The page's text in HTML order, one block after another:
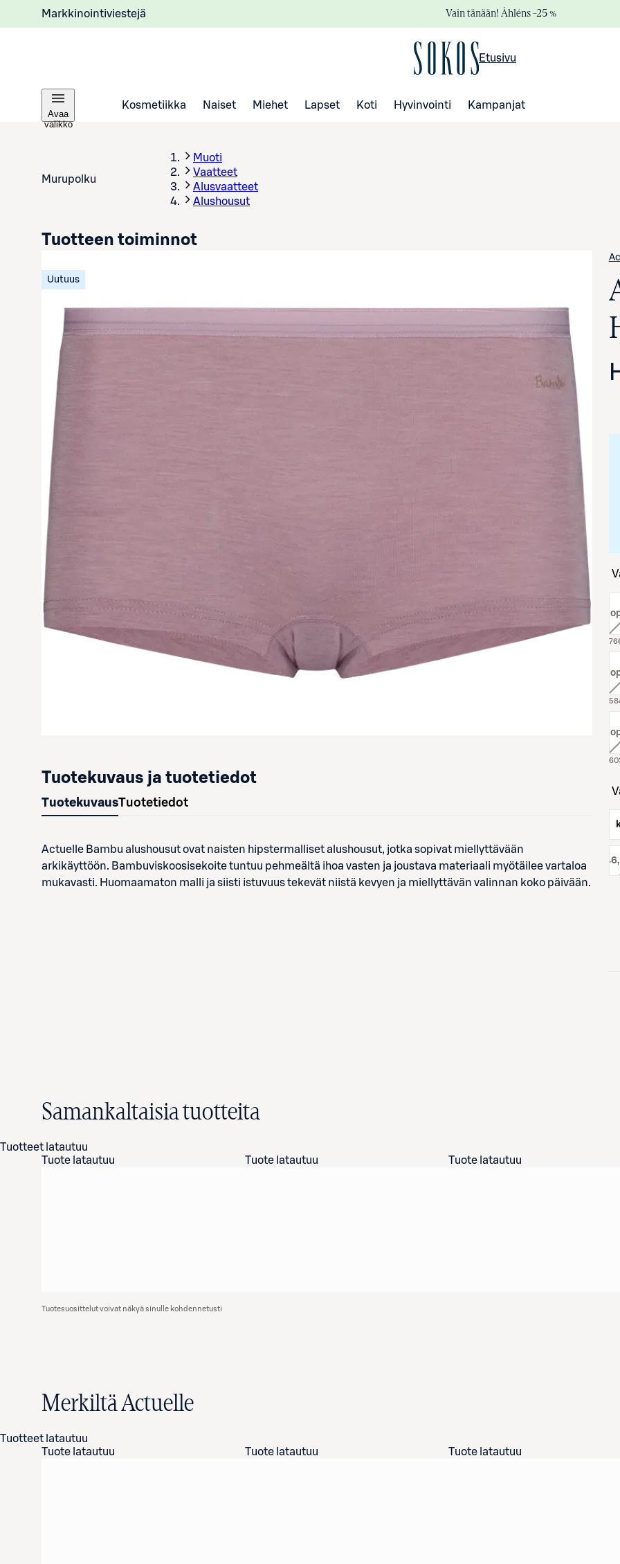
Markkinointiviestejä Vain tänään! Åhléns –25 %
Etusivu
Avaa
valikko
Kosmetiikka Naiset Miehet Lapset Koti Hyvinvointi Kampanjat
Murupolku
Muoti
Vaatteet
Alusvaatteet
Alushousut
Uutuus
Tuotteen toiminnot
,
,
,
46
Tuotekuvaus ja tuotetiedot
TuotekuvausTuotetiedot
Actuelle Bambu alushousut ovat naisten hipstermalliset alushousut, jotka sopivat miellyttävään
arkikäyttöön. Bambuviskoosisekoite tuntuu pehmeältä ihoa vasten ja joustava materiaali myötäilee vartaloa
mukavasti. Huomaamaton malli ja siisti istuvuus tekevät niistä kevyen ja miellyttävän valinnan koko päivään.
Samankaltaisia tuotteita
Tuotteet latautuu
Tuote latautuu
Tuote latautuu Tuote latautuu
Tuotesuosittelut voivat näkyä sinulle kohdennetusti
Merkiltä Actuelle
Tuotteet latautuu
Tuote latautuu
Tuote latautuu Tuote latautuu